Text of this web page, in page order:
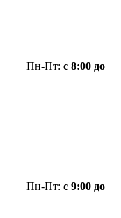
Пн-Пт: с 8:00 до
Пн-Пт: с 9:00 до